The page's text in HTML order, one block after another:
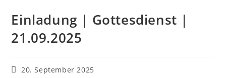
Einladung | Gottesdienst |
21.09.2025
Beitrag
20. September 2025